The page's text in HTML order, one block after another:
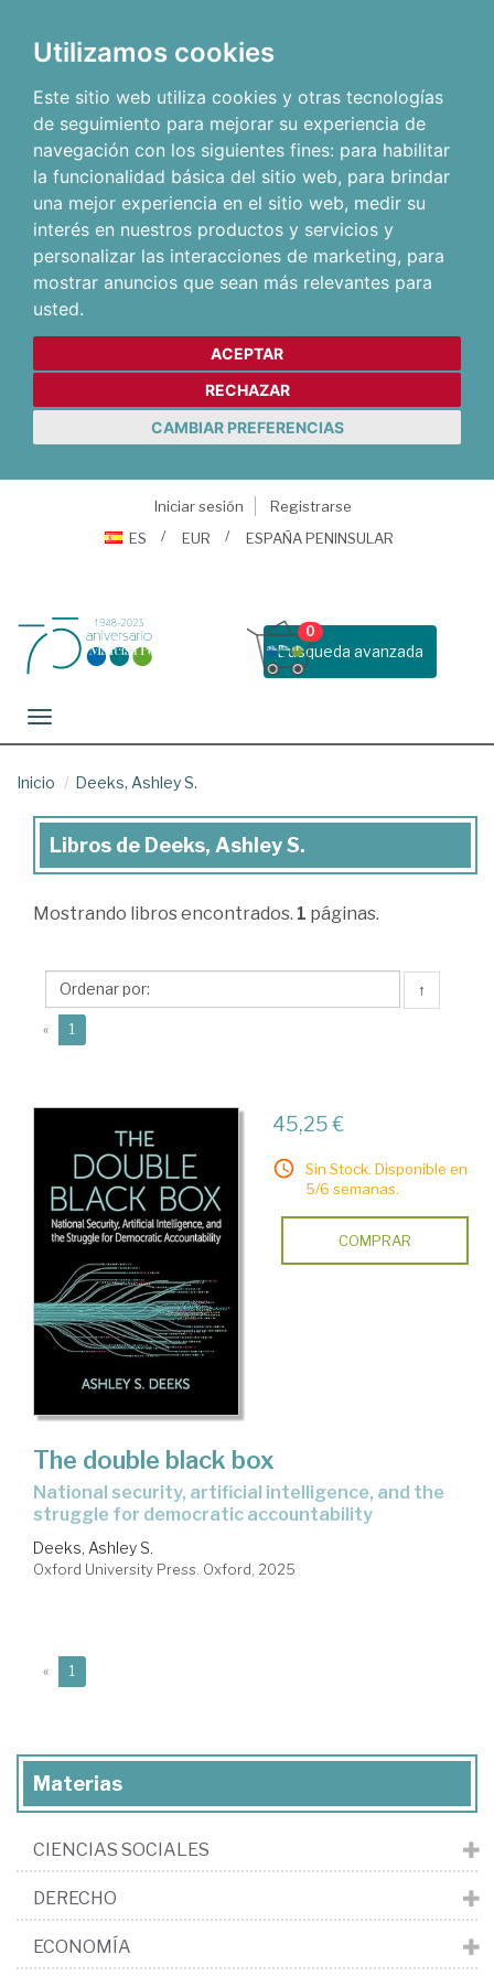
Utilizamos cookies
Este sitio web utiliza cookies y otras tecnologías
de seguimiento para mejorar su experiencia de
navegación con los siguientes fines: para habilitar
la funcionalidad básica del sitio web, para brindar
una mejor experiencia en el sitio web, medir su
interés en nuestros productos y servicios y
personalizar las interacciones de marketing, para
mostrar anuncios que sean más relevantes para
usted.
ACEPTAR
RECHAZAR
CAMBIAR PREFERENCIAS
Iniciar sesión
Registrarse
ES
EUR ESPAÑA PENINSULAR
Busqueda avanzada
0
Toggle navigation
Inicio Deeks, Ashley S.
Libros
Deeks,
Libros de Deeks, Ashley S.
Mostrando libros encontrados. 1 páginas.
↑
« 1
45,25 €
Sin Stock. Disponible en
5/6 semanas.
COMPRAR
The double black box
national security, artificial intelligence, and the
struggle for democratic accountability
Deeks, Ashley S.
Oxford University Press. Oxford, 2025
« 1
Materias
CIENCIAS SOCIALES
DERECHO
ECONOMÍA